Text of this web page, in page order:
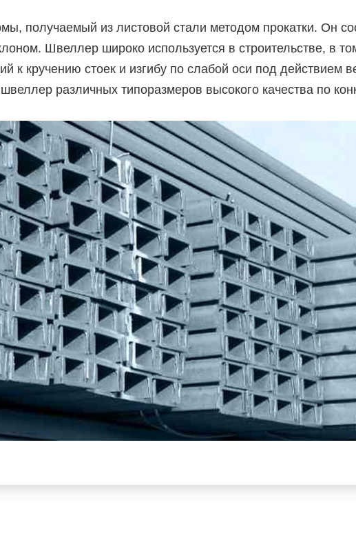
получаемый из листовой стали методом прокатки. Он
Швеллер широко используется в строительстве, в
к кручению стоек и изгибу по слабой оси под действием
различных типоразмеров высокого качества по